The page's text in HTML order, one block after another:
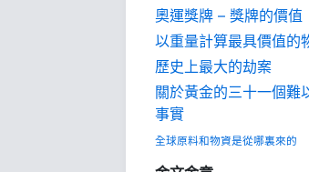
奧運獎牌 – 獎牌的價值
以重量計算最具價值的
歷史上最大的劫案
關於黃金的三十一個難
事實
全球原料和物資是從哪裏來的